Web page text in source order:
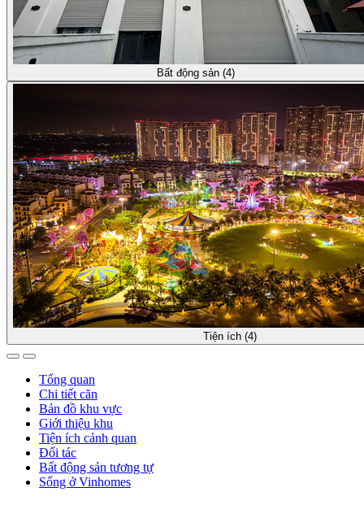
Bất động sản (4)
Tiện ích (4)
Tổng quan
Chi tiết căn
Bản đồ khu vực
Giới thiệu khu
Tiện ích cảnh quan
Đối tác
Bất động sản tương tự
Sống ở Vinhomes